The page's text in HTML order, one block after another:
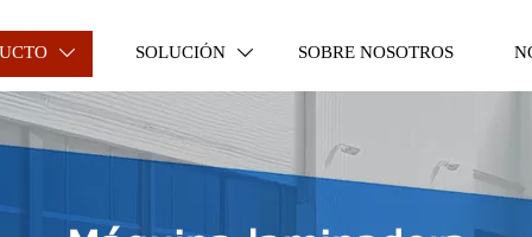
 SOLUCIÓN  SOBRE NOSOTROS